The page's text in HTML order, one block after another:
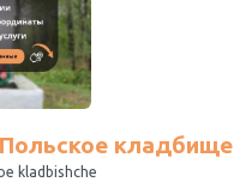
кладбище
kladbishche